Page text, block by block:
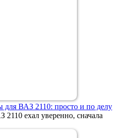
для ВАЗ 2110: просто и по делу
ехал уверенно, сначала